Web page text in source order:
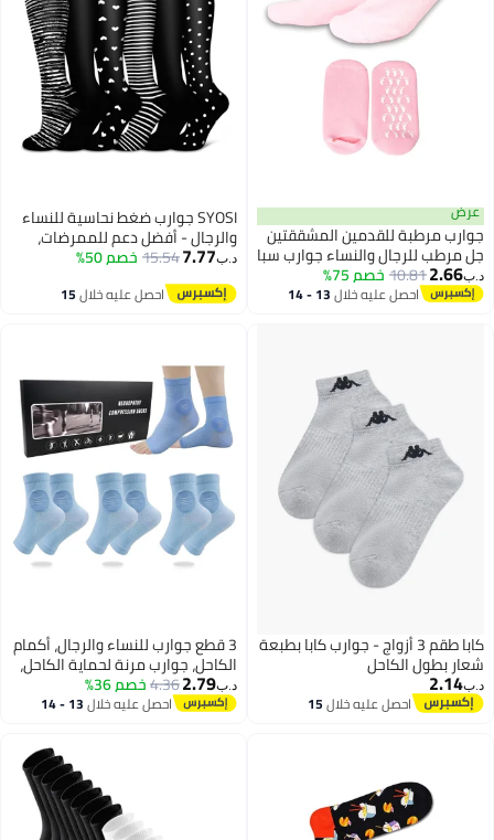
مرطبة للقدمين المشققتين
للرجال والنساء جوارب سبا
للقدمين ليلاً (1 زوج (وردي))
2.66
10.81خصم 75%
احصل عليه خلال 13 - 14
SYOSI جوارب ضغط نحاسية للنساء
والرجال - أفضل دعم للممرضات،
الجري، التنزه، التعافي (6 أزواج L/XL)
د.ب‏ 7.77
15.54خصم 50%
احصل عليه خلال15
اغسطس
كابا طقم 3 أزواج - جوارب كابا بطبعة
بطول الكاحل
2.14
احصل عليه خلال15
اغسطس
3 قطع جوارب للنساء والرجال، أكمام
الكاحل، جوارب مرنة لحماية الكاحل،
جوارب مهدئة لألم الاعتلال العصبي،
جوارب ضاغطة مضادة للتعب، مقاس
2.79
4.36خصم 36%
احصل عليه خلال 13 - 14